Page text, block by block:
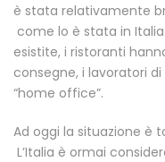
è stata relativamente
come lo è stata in
esistite, i ristoranti
consegne, i lavoratori
“home office”.
Ad oggi la situazione è
L’Italia è ormai